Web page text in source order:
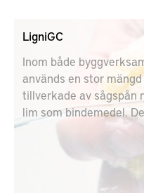
LigniGC
Inom både
används en stor
tillverkade av sågspån
lim som bindemedel.
bland annat att spån
formaldehyd både är
cancerframkallande.
ta fram ett bättre